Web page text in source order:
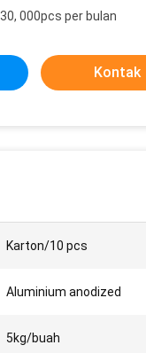
30, 000pcs per bulan
Kontak
Karton/10 pcs
Aluminium anodized
5kg/buah